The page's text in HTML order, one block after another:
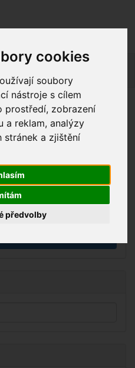
cookies
soubory
nástroje s cílem
prostředí, zobrazení
a reklam, analýzy
stránek a zjištění
předvolby
Náš internetový obchod v
line nyní nelze vyřídit.